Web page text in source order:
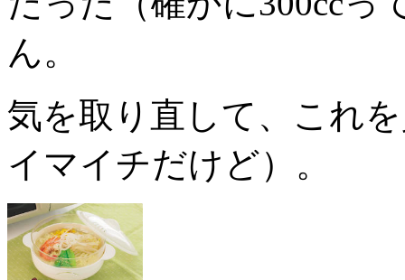
ん。
気を取り直して、これ
イマイチだけど）。